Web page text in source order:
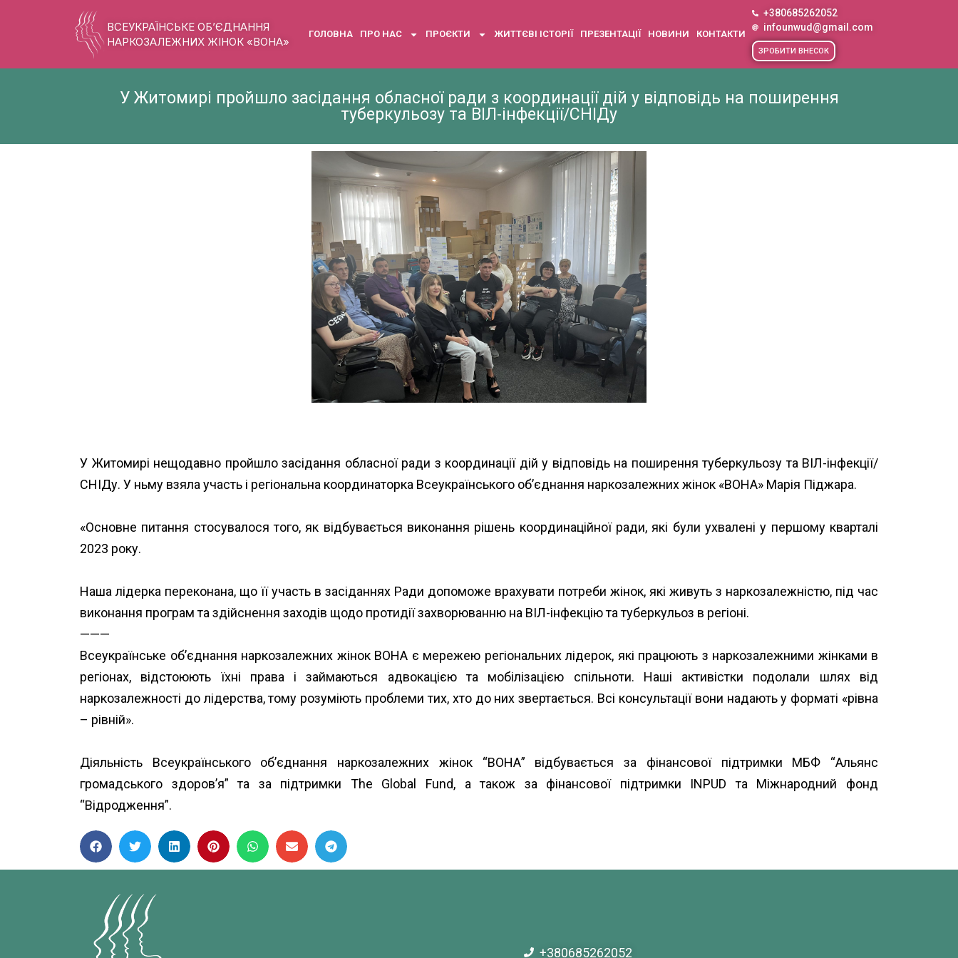
ВСЕУКРАЇНСЬКЕ ОБ’ЄДНАННЯ
НАРКОЗАЛЕЖНИХ ЖІНОК «ВОНА»
ГОЛОВНА ПРО НАС ПРОЄКТИ ЖИТТЄВІ ІСТОРІЇ ПРЕЗЕНТАЦІЇ НОВИНИ КОНТАКТИ
+380685262052
infounwud@gmail.com
ЗРОБИТИ ВНЕСОК
У Житомирі пройшло засідання обласної ради з координації дій у відповідь на поширення
туберкульозу та ВІЛ-інфекції/СНІДу
У Житомирі нещодавно пройшло засідання обласної ради з координації дій у відповідь на поширення туберкульозу та ВІЛ-інфекції/
СНІДу. У ньму взяла участь і регіональна координаторка Всеукраїнського об’єднання наркозалежних жінок «ВОНА» Марія Піджара.
«Основне питання стосувалося того, як відбувається виконання рішень координаційної ради, які були ухвалені у першому кварталі
2023 року.
Наша лідерка переконана, що її участь в засіданнях Ради допоможе врахувати потреби жінок, які живуть з наркозалежністю, під час
виконання програм та здійснення заходів щодо протидії захворюванню на ВІЛ-інфекцію та туберкульоз в регіоні.
———
Всеукраїнське об’єднання наркозалежних жінок ВОНА є мережею регіональних лідерок, які працюють з наркозалежними жінками в
регіонах, відстоюють їхні права і займаються адвокацією та мобілізацією спільноти. Наші активістки подолали шлях від
наркозалежності до лідерства, тому розуміють проблеми тих, хто до них звертається. Всі консультації вони надають у форматі «рівна
– рівній».
Діяльність Всеукраїнського об’єднання наркозалежних жінок “ВОНА” відбувається за фінансової підтримки МБФ “Альянс
громадського здоров’я”та за підтримки The Global Fund, а також за фінансової підтримки INPUD та Міжнародний фонд
“Відродження”.
+380685262052